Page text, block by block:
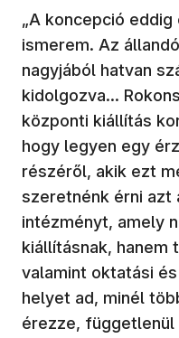
„A koncepció
ismerem. Az
nagyjából hatvan
kidolgozva…
központi kiállítás
hogy legyen egy
részéről, akik ezt
szeretnénk érni azt
intézményt, amely
kiállításnak, hanem
valamint oktatási
helyet ad, minél
érezze,